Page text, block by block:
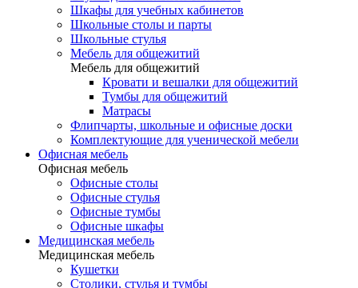
Шкафы для учебных кабинетов
Школьные столы и парты
Школьные стулья
Мебель для общежитий
Мебель для общежитий
Кровати и вешалки для общежитий
Тумбы для общежитий
Матрасы
Флипчарты, школьные и офисные доски
Комплектующие для ученической мебели
Офисная мебель
Офисная мебель
Офисные столы
Офисные стулья
Офисные тумбы
Офисные шкафы
Медицинская мебель
Медицинская мебель
Кушетки
Столики, стулья и тумбы